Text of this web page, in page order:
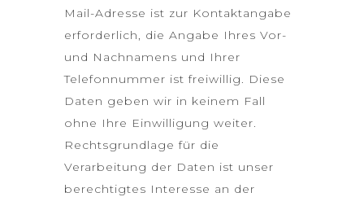
Mail-Adresse ist zur Kontaktangabe
erforderlich, die Angabe Ihres Vor-
und Nachnamens und Ihrer
Telefonnummer ist freiwillig. Diese
Daten geben wir in keinem Fall
ohne Ihre Einwilligung weiter.
Rechtsgrundlage für die
Verarbeitung der Daten ist unser
berechtigtes Interesse an der